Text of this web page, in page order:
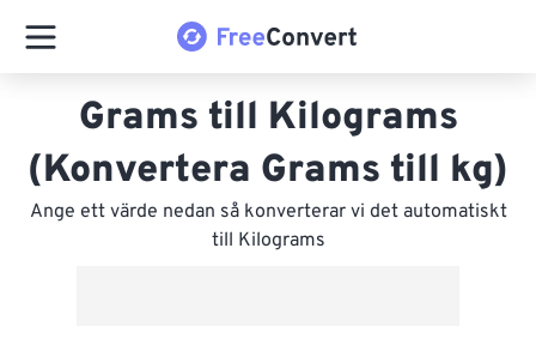
Grams till Kilograms
(Konvertera Grams till kg)
Ange ett värde nedan så konverterar vi det automatiskt
till Kilograms